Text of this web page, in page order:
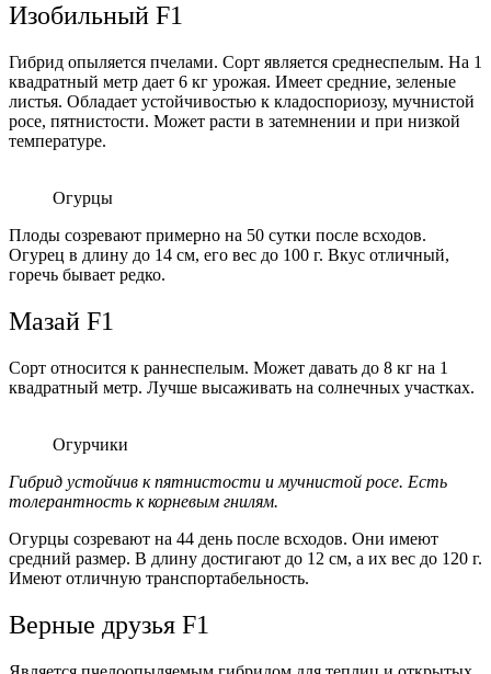
Изобильный F1
Гибрид опыляется пчелами. Сорт является среднеспелым. На 1
квадратный метр дает 6 кг урожая. Имеет средние, зеленые
листья. Обладает устойчивостью к кладоспориозу, мучнистой
росе, пятнистости. Может расти в затемнении и при низкой
температуре.
Огурцы
Плоды созревают примерно на 50 сутки после всходов.
Огурец в длину до 14 см, его вес до 100 г. Вкус отличный,
горечь бывает редко.
Мазай F1
Сорт относится к раннеспелым. Может давать до 8 кг на 1
квадратный метр. Лучше высаживать на солнечных участках.
Огурчики
Гибрид устойчив к пятнистости и мучнистой росе. Есть
толерантность к корневым гнилям.
Огурцы созревают на 44 день после всходов. Они имеют
средний размер. В длину достигают до 12 см, а их вес до 120 г.
Имеют отличную транспортабельность.
Верные друзья F1